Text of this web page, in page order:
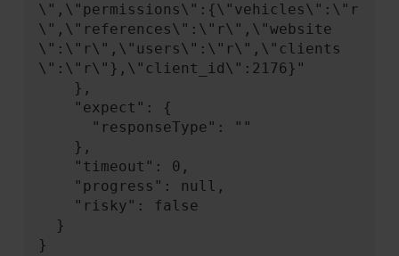
\",\"permissions\":{\"vehicles\":\"r
\",\"references\":\"r\",\"website
\":\"r\",\"users\":\"r\",\"clients
\":\"r\"},\"client_id\":2176}"
}